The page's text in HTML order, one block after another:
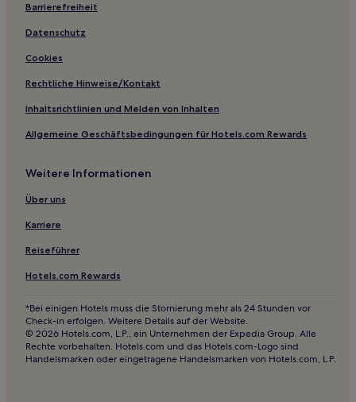
Business in Marshalltown
Haustierfreundliche in Decorah
Hotels mit Küchenzeile in Ames
Günstige in Waterloo
Haustierfreundliche in Waterloo
Günstige in East Central Iowa
Familien in Bettendorf
Günstige in Osceola
Familien in Newton
Günstige in Oskaloosa
Hotels mit Parkplatz in Oskaloosa
Hotels mit inbegriffenem Frühstück in Clive
Familien in Clive
Günstige in Dubuque
Barrierefreiheit
Datenschutz
Cookies
Rechtliche Hinweise/Kontakt
Inhaltsrichtlinien und Melden von Inhalten
Allgemeine Geschäftsbedingungen für Hotels.com Rewards
Weitere Informationen
Über uns
Karriere
Reiseführer
Hotels.com Rewards
*Bei einigen Hotels muss die Stornierung mehr als 24 Stunden vor
Check-in erfolgen. Weitere Details auf der Website.
© 2026 Hotels.com, L.P., ein Unternehmen der Expedia Group. Alle
Rechte vorbehalten. Hotels.com und das Hotels.com-Logo sind
Handelsmarken oder eingetragene Handelsmarken von Hotels.com, L.P.